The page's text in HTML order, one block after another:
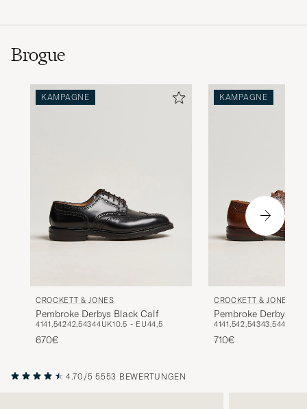
Brogue
KAMPAGNE
CROCKETT & JONES
Pembroke Derbys Black Calf
4141,54242,54344UK10.5 - EU44,5
670€
KAMPAGNE
CROCKETT & JONES
Pembroke Derbys
Calf
4141,542,54343,544
710€
4.70/5 5553 BEWERTUNGEN